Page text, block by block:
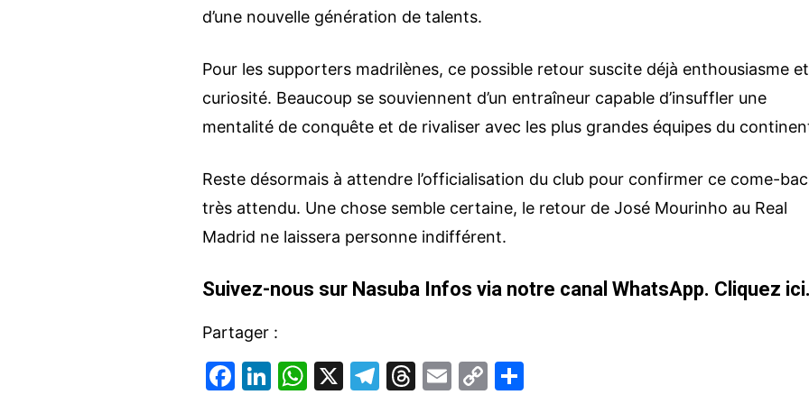
d’une nouvelle génération de talents.
Pour les supporters madrilènes, ce possible retour suscite déjà enthousiasme et
curiosité. Beaucoup se souviennent d’un entraîneur capable d’insuffler une
mentalité de conquête et de rivaliser avec les plus grandes équipes du
Reste désormais à attendre l’officialisation du club pour confirmer ce come-
très attendu. Une chose semble certaine, le retour de José Mourinho au Real
Madrid ne laissera personne indifférent.
Suivez-nous sur Nasuba Infos via notre canal WhatsApp. Cliquez ici.
Partager :
F
Li W X
T
T
E
C